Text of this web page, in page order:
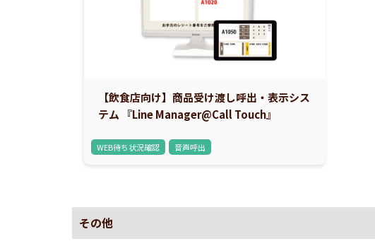
【飲食店向け】商品受け渡し呼出・表示シス
テム 『Line Manager@Call Touch』
WEB待ち状況確認 音声呼出
その他